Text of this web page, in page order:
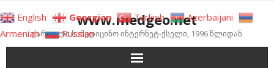
to
content
www.medgeo.net
ქართული სამედიცინო ინტერნეტ-ქსელი, 1996 წლიდან
English Georgian Turkish
Azerbaijani
Armenian
Russian